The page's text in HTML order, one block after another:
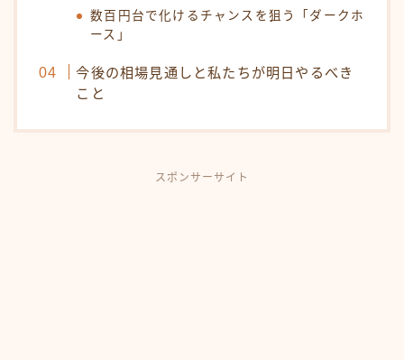
数百円台で化けるチャンスを狙う「ダークホ
ース」
今後の相場見通しと私たちが明日やるべき
こと
スポンサーサイト